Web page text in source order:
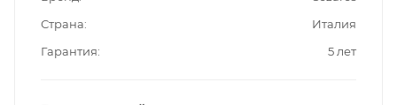
Страна
Италия
Гарантия
5 лет